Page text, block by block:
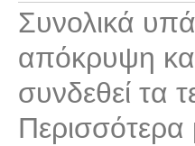
Συνολικά
απόκρυψη
συνδεθεί τα